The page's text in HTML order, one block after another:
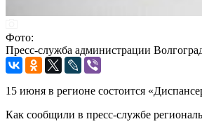
Фото:
Пресс-служба администрации
15 июня в регионе состоится
Как сообщили в пресс-службе